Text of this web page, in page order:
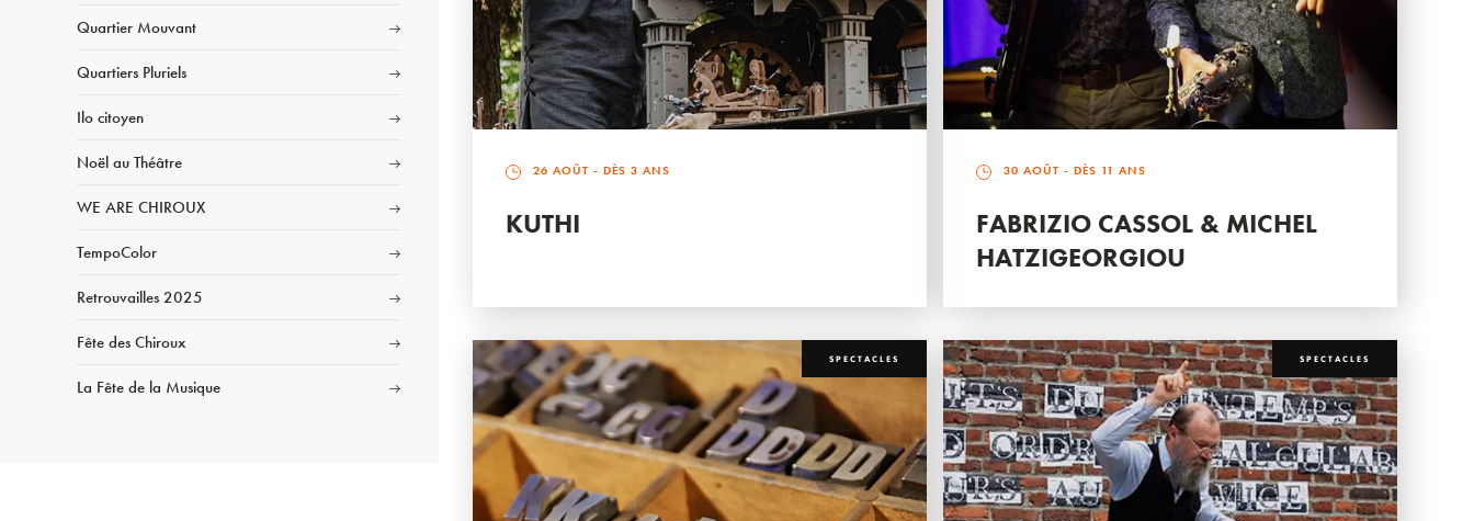
Quartier Mouvant
Quartiers Pluriels
Ilo citoyen
Noël au Théâtre
WE ARE CHIROUX
TempoColor
Retrouvailles 2025
Fête des Chiroux
La Fête de la Musique
26 AOÛT - DÈS 3 ANS
KUTHI
30 AOÛT - DÈS 11 ANS
FABRIZIO CASSOL & MICHEL
HATZIGEORGIOU
SPECTACLES SPECTACLES